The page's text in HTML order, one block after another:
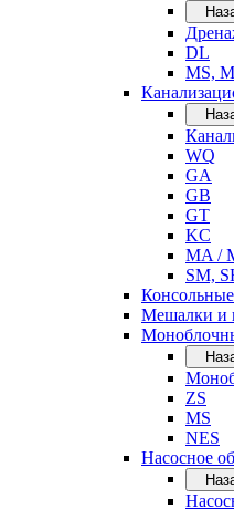
DL
MS,
WQ
GA
GB
GT
KC
MA /
SM,
Консольные
Мешалки и
ZS
MS
NES
Насосное